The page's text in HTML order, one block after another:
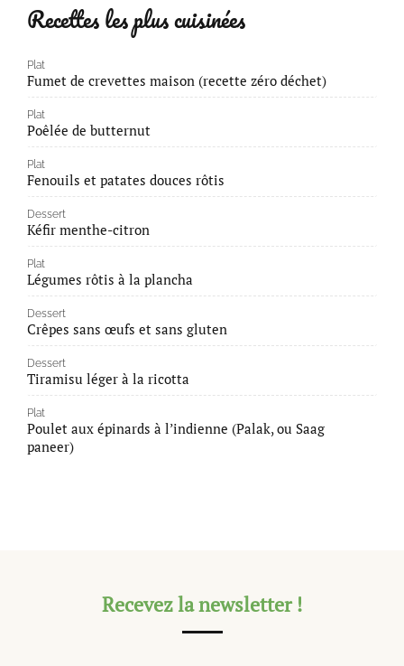
Recettes les plus cuisinées
Plat
Fumet de crevettes maison (recette zéro déchet)
Plat
Poêlée de butternut
Plat
Fenouils et patates douces rôtis
Dessert
Kéfir menthe-citron
Plat
Légumes rôtis à la plancha
Dessert
Crêpes sans œufs et sans gluten
Dessert
Tiramisu léger à la ricotta
Plat
Poulet aux épinards à l’indienne (Palak, ou Saag
paneer)
Recevez la newsletter !